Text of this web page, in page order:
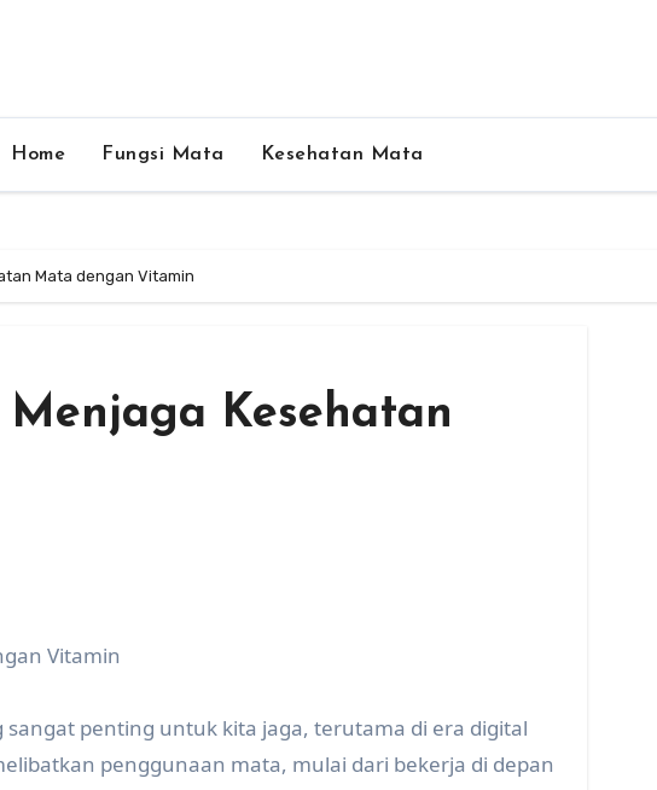
Home Fungsi Mata Kesehatan Mata
Mata dengan Vitamin
Kesehatan
Vitamin
penting untuk kita jaga, terutama di era digital
penggunaan mata, mulai dari bekerja di depan